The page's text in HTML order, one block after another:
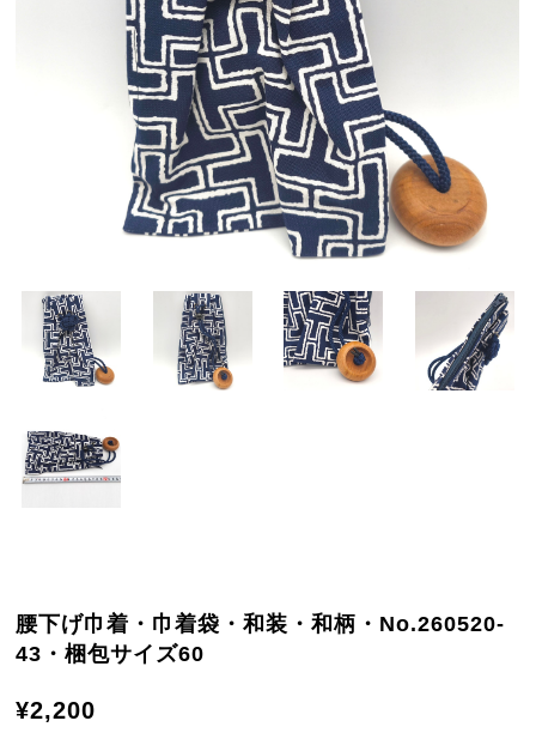
腰下げ巾着・巾着袋・和装・和柄・No.260520-
43・梱包サイズ60
¥2,200